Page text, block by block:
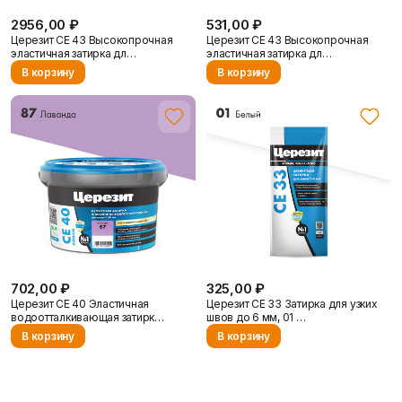
Отзывы
2956,00 ₽
Церезит CE 43 Высокопрочная
эластичная затирка дл…
В корзину
531,00 ₽
Церезит CE 43 Высокопрочная
эластичная затирка дл…
В корзину
702,00 ₽
Церезит CE 40 Эластичная
водоотталкивающая затирк…
В корзину
325,00 ₽
Церезит CE 33 Затирка для узких
швов до 6 мм, 01 …
В корзину